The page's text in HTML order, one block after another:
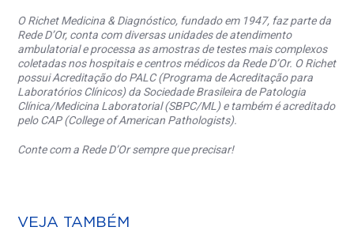
O Richet Medicina & Diagnóstico, fundado em 1947, faz parte da
Rede D’Or, conta com diversas unidades de atendimento
ambulatorial e processa as amostras de testes mais complexos
coletadas nos hospitais e centros médicos da Rede D’Or. O Richet
possui Acreditação do PALC (Programa de Acreditação para
Laboratórios Clínicos) da Sociedade Brasileira de Patologia
Clínica/Medicina Laboratorial (SBPC/ML) e também é acreditado
pelo CAP (College of American Pathologists).
Conte com a Rede D’Or sempre que precisar!
VEJA TAMBÉM